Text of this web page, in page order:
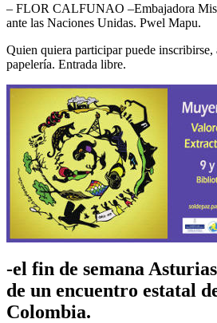
– FLOR CALFUNAO –Embajadora
ante las Naciones Unidas. Pwel Mapu.
Quien quiera participar puede inscribirse,
papelería. Entrada libre.
-el fin de semana
de un encuentro estatal
Colombia.